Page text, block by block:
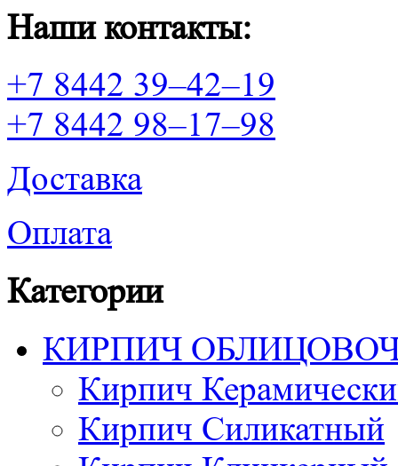
Наши контакты:
+7 8442 39–42–19
+7 8442 98–17–98
Доставка
Оплата
Категории
КИРПИЧ
Кирпич
Кирпич Силикатный